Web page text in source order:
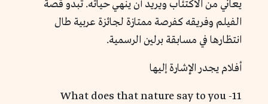
يعاني من الاكتئاب ويريد أن ينهي حياته. تبدو قصة
الفيلم وفريقه كفرصة ممتازة لجائزة عربية طال
انتظارها في مسابقة برلين الرسمية.
أفلام يجدر الإشارة إليها
11- What does that nature say to you